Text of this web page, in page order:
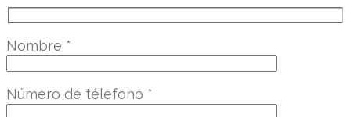
Nombre *
Número de télefono *